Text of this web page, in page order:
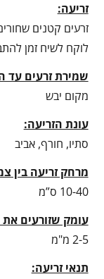
זריעה:
זרעים קטנים
לוקח לשיח זמן
שמירת זרעים עד
מקום יבש
עונת הזריעה:
סתיו, חורף, אביב
מרחק זריעה בין
10-40 ס”מ
עומק שזורעים את
2-5 מ"מ
תנאי זריעה: